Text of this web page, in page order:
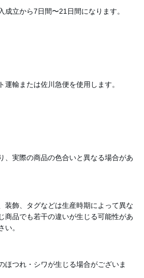
成立から7日間〜21日間になります。
運輸または佐川急便を使用します。
、実際の商品の色合いと異なる場合があ
装飾、タグなどは生産時期によって異な
商品でも若干の違いが生じる可能性があ
い。
ほつれ・シワが生じる場合がございま